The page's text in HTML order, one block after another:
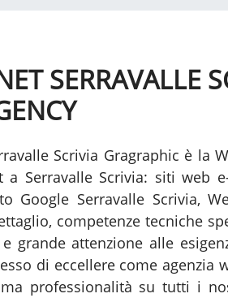
SERRAVALLE
Scrivia Gragraphic è la
Serravalle Scrivia: siti web
Google Serravalle Scrivia,
competenze tecniche
grande attenzione alle
di eccellere come agenzia
professionalità su tutti i